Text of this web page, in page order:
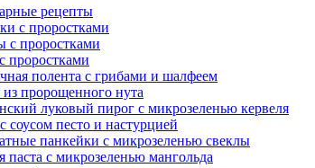
рецепты
с проростками
с проростками
проростками
полента с грибами и шалфеем
пророщенного нута
луковый пирог с микрозеленью кервеля
соусом песто и настурцией
панкейки с микрозеленью свеклы
паста с микрозеленью мангольда